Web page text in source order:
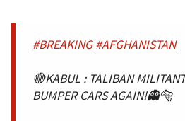
#BREAKING #AFGHANISTAN
🔴KABUL : TALIBAN
BUMPER CARS AGAIN!👻🐅